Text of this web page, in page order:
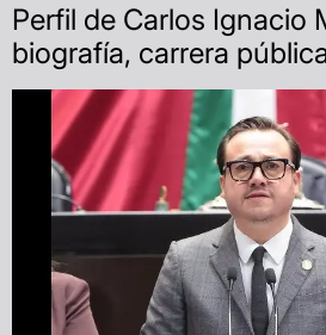
Perfil de Carlos Ignacio
biografía, carrera